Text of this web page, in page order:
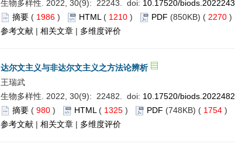
生物多样性. 2022, 30(9): 22243. doi: 10.17520/biods.2022243
摘要 ( 1986 ) HTML ( 1210 ) PDF (850KB) ( 2270 )
参考文献 | 相关文章 | 多维度评价
达尔文主义与非达尔文主义之方法论辨析
王瑞武
生物多样性. 2022, 30(9): 22482. doi: 10.17520/biods.2022482
摘要 ( 980 ) HTML ( 1325 ) PDF (748KB) ( 1754 )
参考文献 | 相关文章 | 多维度评价